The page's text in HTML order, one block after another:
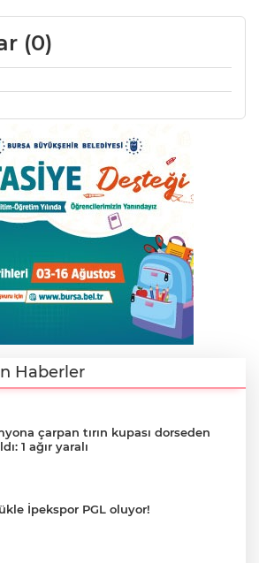
(0)
Haberler
çarpan tırın kupası dorseden
1 ağır yaralı
İpekspor PGL oluyor!